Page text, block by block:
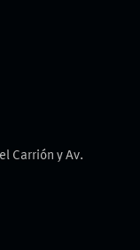
Carrión y Av.